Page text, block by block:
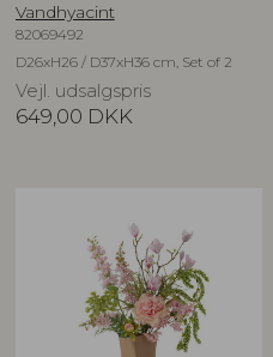
Vandhyacint
82069492
D26xH26 / D37xH36 cm, Set of 2
Vejl. udsalgspris
649,00 DKK